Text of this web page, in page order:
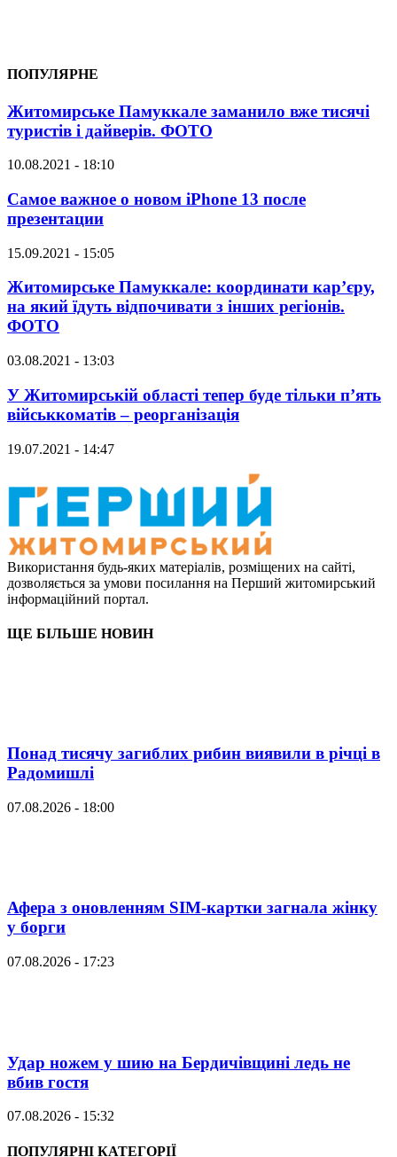
ПОПУЛЯРНЕ
Житомирське Памуккале заманило вже тисячі
туристів і дайверів. ФОТО
10.08.2021 - 18:10
Самое важное о новом iPhone 13 после
презентации
15.09.2021 - 15:05
Житомирське Памуккале: координати кар’єру,
на який їдуть відпочивати з інших регіонів.
ФОТО
03.08.2021 - 13:03
У Житомирській області тепер буде тільки п’ять
військкоматів – реорганізація
19.07.2021 - 14:47
Використання будь-яких матеріалів, розміщених на сайті,
дозволяється за умови посилання на Перший житомирський
інформаційний портал.
ЩЕ БІЛЬШЕ НОВИН
Понад тисячу загиблих рибин виявили в річці в
Радомишлі
07.08.2026 - 18:00
Афера з оновленням SIM-картки загнала жінку
у борги
07.08.2026 - 17:23
Удар ножем у шию на Бердичівщині ледь не
вбив гостя
07.08.2026 - 15:32
ПОПУЛЯРНІ КАТЕГОРІЇ